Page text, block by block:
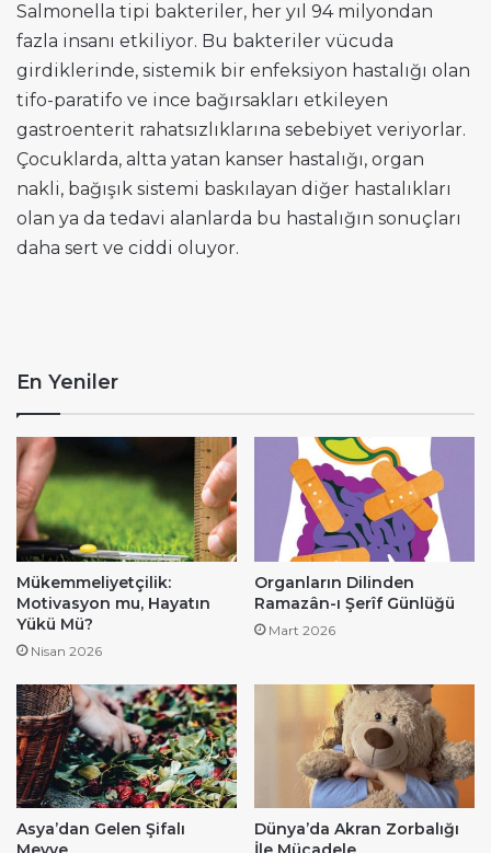
Salmonella tipi bakteriler, her yıl 94 milyondan
fazla insanı etkiliyor. Bu bakteriler vücuda
girdiklerinde, sistemik bir enfeksiyon hastalığı olan
tifo-paratifo ve ince bağırsakları etkileyen
gastroenterit rahatsızlıklarına sebebiyet veriyorlar.
Çocuklarda, altta yatan kanser hastalığı, organ
nakli, bağışık sistemi baskılayan diğer hastalıkları
olan ya da tedavi alanlarda bu hastalığın sonuçları
daha sert ve ciddi oluyor.
En Yeniler
Mükemmeliyetçilik:
Motivasyon mu, Hayatın
Yükü Mü?
Nisan 2026
Organların Dilinden
Ramazân-ı Şerîf Günlüğü
Mart 2026
Asya’dan Gelen Şifalı
Dünya’da Akran Zorbalığı